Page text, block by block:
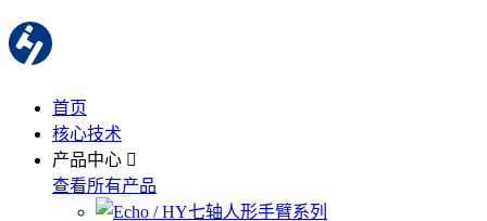
首页
核心技术
产品中心
查看所有产品